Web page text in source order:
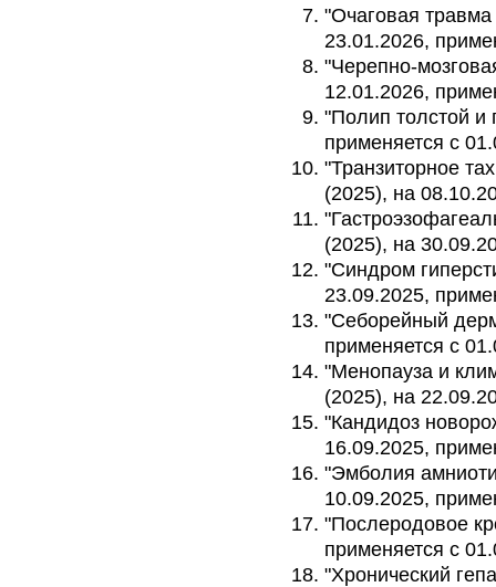
"Очаговая травма
23.01.2026,
"Черепно-
12.01.2026,
"Полип толстой и
применяется с
"Транзиторное
(2025), на
(2025), на
"Синдром
23.09.2025,
"Себорейный
применяется с
"Менопауза и
(2025), на
"Кандидоз
16.09.2025,
"Эмболия
10.09.2025,
"Послеродовое
применяется с
"Хронический